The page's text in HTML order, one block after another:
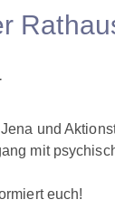
und
mit
euch!